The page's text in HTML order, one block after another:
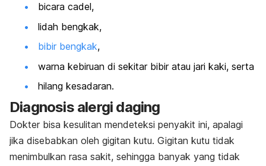
bicara cadel,
lidah bengkak,
bibir bengkak,
warna kebiruan di sekitar bibir atau jari kaki, serta
hilang kesadaran.
Diagnosis alergi daging
Dokter bisa kesulitan mendeteksi penyakit ini, apalagi
jika disebabkan oleh gigitan kutu. Gigitan kutu tidak
menimbulkan rasa sakit, sehingga banyak yang tidak